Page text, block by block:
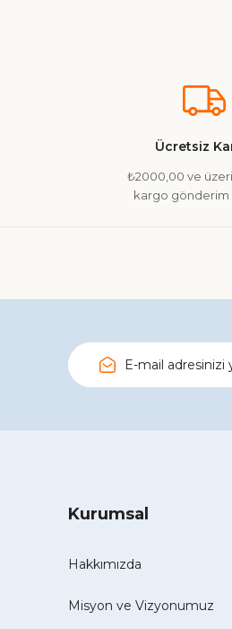
Ücretsiz
₺2000,00 ve
kargo gönderim
Kurumsal
Hakkımızda
Misyon ve Vizyonumuz